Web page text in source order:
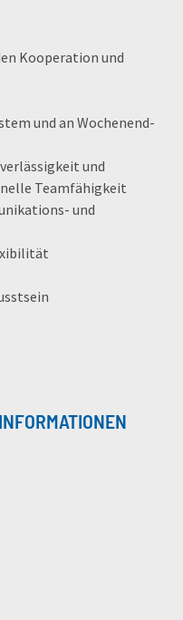
Kooperation und
und an Wochenend-
und
Teamfähigkeit
und